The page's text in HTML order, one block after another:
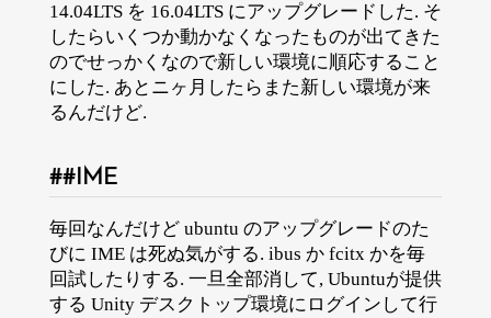
14.04LTS を 16.04LTS にアップグレードした. そ
したらいくつか動かなくなったものが出てきた
のでせっかくなので新しい環境に順応すること
にした. あとニヶ月したらまた新しい環境が来
るんだけど.
IME
毎回なんだけど ubuntu のアップグレードのた
びに IME は死ぬ気がする. ibus か fcitx かを毎
回試したりする. 一旦全部消して, Ubuntuが提供
する Unity デスクトップ環境にログインして行